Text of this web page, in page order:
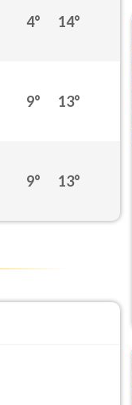
4° 14°
9° 13°
9° 13°